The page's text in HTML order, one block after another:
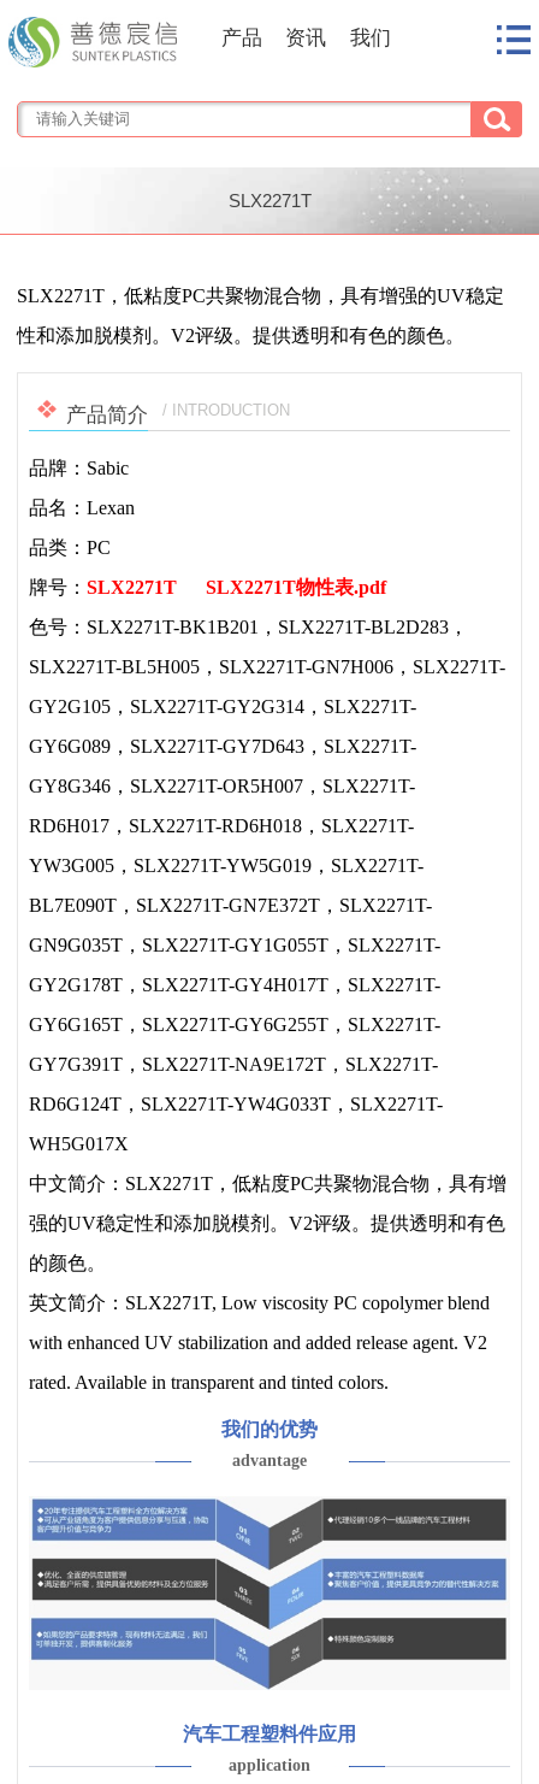
产品 资讯 我们
SLX2271T
1/1
SLX2271T，低粘度PC共聚物混合物，具有增强的UV稳定
性和添加脱模剂。V2评级。提供透明和有色的颜色。
产品简介 / INTRODUCTION
品牌：Sabic
品名：Lexan
品类：PC
牌号： SLX2271T
SLX2271T物性表.pdf
色号：SLX2271T-BK1B201，SLX2271T-BL2D283，
SLX2271T-BL5H005，SLX2271T-GN7H006，SLX2271T-
GY2G105，SLX2271T-GY2G314，SLX2271T-
GY6G089，SLX2271T-GY7D643，SLX2271T-
GY8G346，SLX2271T-OR5H007，SLX2271T-
RD6H017，SLX2271T-RD6H018，SLX2271T-
YW3G005，SLX2271T-YW5G019，SLX2271T-
BL7E090T，SLX2271T-GN7E372T，SLX2271T-
GN9G035T，SLX2271T-GY1G055T，SLX2271T-
GY2G178T，SLX2271T-GY4H017T，SLX2271T-
GY6G165T，SLX2271T-GY6G255T，SLX2271T-
GY7G391T，SLX2271T-NA9E172T，SLX2271T-
RD6G124T，SLX2271T-YW4G033T，SLX2271T-
WH5G017X
中文简介：SLX2271T，低粘度PC共聚物混合物，具有增
强的UV稳定性和添加脱模剂。V2评级。提供透明和有色
的颜色。
英文简介：SLX2271T, Low viscosity PC copolymer blend
with enhanced UV stabilization and added release agent. V2
rated. Available in transparent and tinted colors.
我们的优势
advantage
汽车工程塑料件应用
application